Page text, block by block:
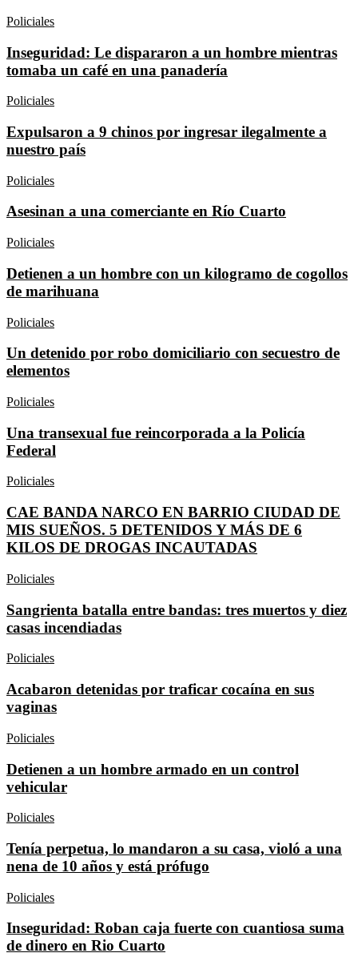
Policiales
Inseguridad: Le dispararon a un hombre mientras
tomaba un café en una panadería
Policiales
Expulsaron a 9 chinos por ingresar ilegalmente a
nuestro país
Policiales
Asesinan a una comerciante en Río Cuarto
Policiales
Detienen a un hombre con un kilogramo de cogollos
de marihuana
Policiales
Un detenido por robo domiciliario con secuestro de
elementos
Policiales
Una transexual fue reincorporada a la Policía
Federal
Policiales
CAE BANDA NARCO EN BARRIO CIUDAD DE
MIS SUEÑOS. 5 DETENIDOS Y MÁS DE 6
KILOS DE DROGAS INCAUTADAS
Policiales
Sangrienta batalla entre bandas: tres muertos y diez
casas incendiadas
Policiales
Acabaron detenidas por traficar cocaína en sus
vaginas
Policiales
Detienen a un hombre armado en un control
vehicular
Policiales
Tenía perpetua, lo mandaron a su casa, violó a una
nena de 10 años y está prófugo
Policiales
Inseguridad: Roban caja fuerte con cuantiosa suma
de dinero en Rio Cuarto